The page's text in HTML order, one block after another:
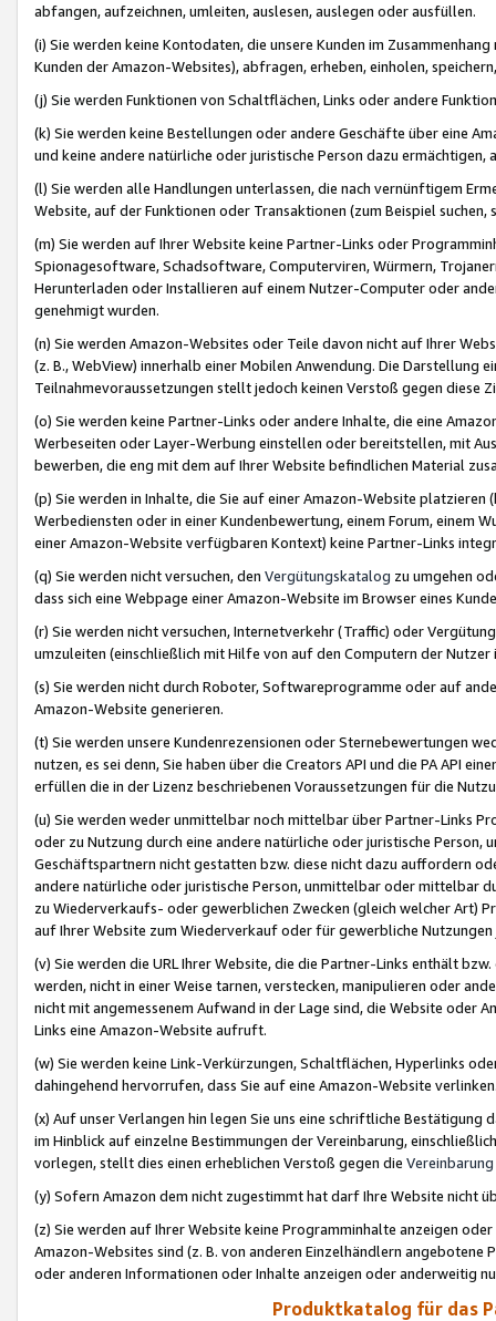
abfangen, aufzeichnen, umleiten, auslesen, auslegen oder ausfüllen.
(i) Sie werden keine Kontodaten, die unsere Kunden im
Kunden der Amazon-Websites), abfragen, erheben, einholen,
(j) Sie werden Funktionen von Schaltflächen, Links oder andere
(k) Sie werden keine Bestellungen oder andere Geschäfte über eine
und keine andere natürliche oder juristische Person dazu
(l) Sie werden alle Handlungen unterlassen, die nach vernünftigem
Website, auf der Funktionen oder Transaktionen (zum Beispiel
(m) Sie werden auf Ihrer Website keine Partner-Links oder
Spionagesoftware, Schadsoftware, Computerviren, Würmern,
Herunterladen oder Installieren auf einem Nutzer-Computer oder
genehmigt wurden.
(n) Sie werden Amazon-Websites oder Teile davon nicht auf Ihrer
(z. B., WebView) innerhalb einer Mobilen Anwendung. Die Darstellung
Teilnahmevoraussetzungen stellt jedoch keinen Verstoß gegen diese
(o) Sie werden keine Partner-Links oder andere Inhalte, die eine
Werbeseiten oder Layer-Werbung einstellen oder bereitstellen, mit
bewerben, die eng mit dem auf Ihrer Website befindlichen Material
(p) Sie werden in Inhalte, die Sie auf einer Amazon-Website
Werbediensten oder in einer Kundenbewertung, einem Forum, einem
einer Amazon-Website verfügbaren Kontext) keine Partner-Links
(q) Sie werden nicht versuchen, den Vergütungskatalog zu umgehen
dass sich eine Webpage einer Amazon-Website im Browser eines
(r) Sie werden nicht versuchen, Internetverkehr (Traffic) oder
umzuleiten (einschließlich mit Hilfe von auf den Computern der
(s) Sie werden nicht durch Roboter, Softwareprogramme oder auf
Amazon-Website generieren.
(t) Sie werden unsere Kundenrezensionen oder Sternebewertungen
nutzen, es sei denn, Sie haben über die Creators API und die PA API
erfüllen die in der Lizenz beschriebenen Voraussetzungen für die
(u) Sie werden weder unmittelbar noch mittelbar über Partner-Links
oder zu Nutzung durch eine andere natürliche oder juristische
Geschäftspartnern nicht gestatten bzw. diese nicht dazu auffordern
andere natürliche oder juristische Person, unmittelbar oder mittelbar
zu Wiederverkaufs- oder gewerblichen Zwecken (gleich welcher Art)
auf Ihrer Website zum Wiederverkauf oder für gewerbliche
(v) Sie werden die URL Ihrer Website, die die Partner-Links enthält
werden, nicht in einer Weise tarnen, verstecken, manipulieren oder
nicht mit angemessenem Aufwand in der Lage sind, die Website oder
Links eine Amazon-Website aufruft.
(w) Sie werden keine Link-Verkürzungen, Schaltflächen, Hyperlinks
dahingehend hervorrufen, dass Sie auf eine Amazon-Website
(x) Auf unser Verlangen hin legen Sie uns eine schriftliche
im Hinblick auf einzelne Bestimmungen der Vereinbarung,
vorlegen, stellt dies einen erheblichen Verstoß gegen die Vereinbarung
(y) Sofern Amazon dem nicht zugestimmt hat darf Ihre Website nicht
(z) Sie werden auf Ihrer Website keine Programminhalte anzeigen
Amazon-Websites sind (z. B. von anderen Einzelhändlern
oder anderen Informationen oder Inhalte anzeigen oder anderweitig
Produktkatalog für das